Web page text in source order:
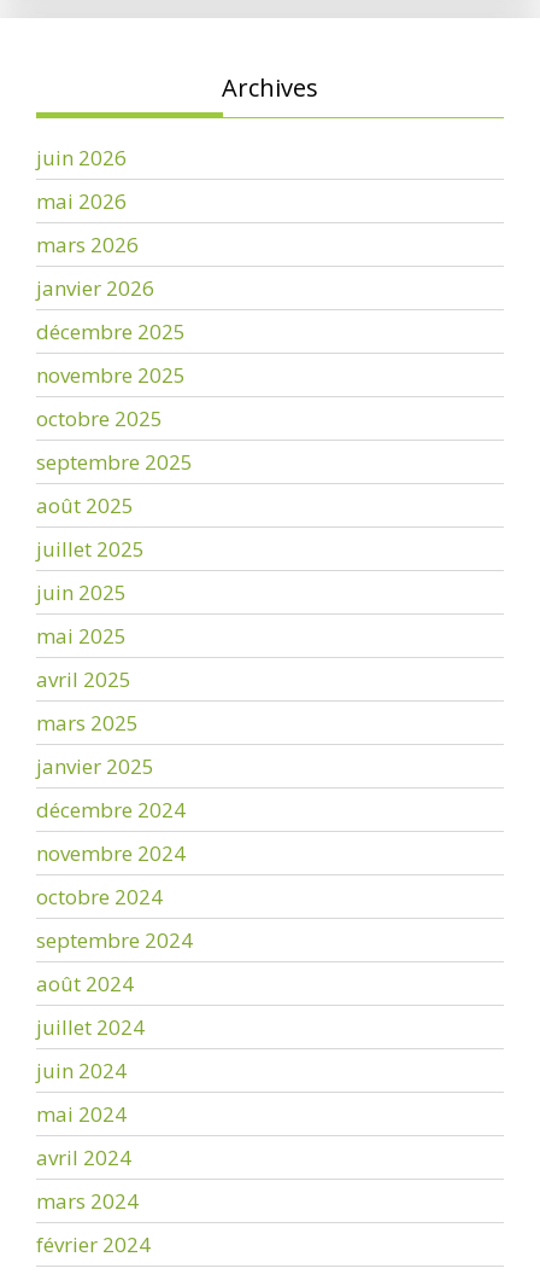
Archives
juin 2026
mai 2026
mars 2026
janvier 2026
décembre 2025
novembre 2025
octobre 2025
septembre 2025
août 2025
juillet 2025
juin 2025
mai 2025
avril 2025
mars 2025
janvier 2025
décembre 2024
novembre 2024
octobre 2024
septembre 2024
août 2024
juillet 2024
juin 2024
mai 2024
avril 2024
mars 2024
février 2024